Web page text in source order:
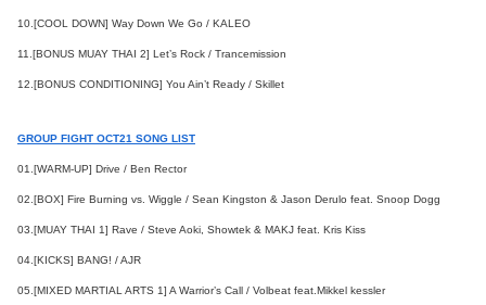
10.[COOL DOWN] Way Down We Go / KALEO
11.[BONUS MUAY THAI 2] Let’s Rock / Trancemission
12.[BONUS CONDITIONING] You Ain’t Ready / Skillet
GROUP FIGHT OCT21 SONG LIST
01.[WARM-UP] Drive / Ben Rector
02.[BOX] Fire Burning vs. Wiggle / Sean Kingston & Jason Derulo feat. Snoop Dogg
03.[MUAY THAI 1] Rave / Steve Aoki, Showtek & MAKJ feat. Kris Kiss
04.[KICKS] BANG! / AJR
05.[MIXED MARTIAL ARTS 1] A Warrior’s Call / Volbeat feat.Mikkel kessler